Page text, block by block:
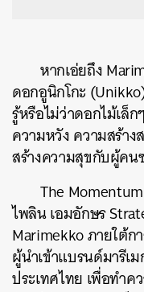
หากเอ่ยถึง
ดอกอูนิกโกะ
รู้หรือไม่ว่าดอกไม้เล็
ความหวัง ความสร้า
สร้างความสุขกับผู้ค
The
ไพลิน เอมอักษร
Marimekko ภายใต้ก
ผู้นำเข้าแบรนด์มารีเ
ประเทศไทย เพื่อทำ